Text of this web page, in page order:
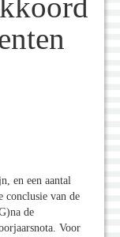
en een aantal
van de
de
Voor